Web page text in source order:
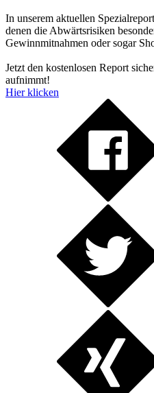
In unserem aktuellen
denen die Abwärtsrisiken
Gewinnmitnahmen oder sogar
Jetzt den kostenlosen Report
aufnimmt!
Hier klicken